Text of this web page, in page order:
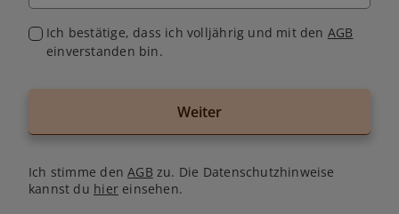
Ich bestätige, dass ich volljährig und mit den AGB
einverstanden bin.
Weiter
Ich stimme denAGB zu. Die Datenschutzhinweise
kannst du hiereinsehen.